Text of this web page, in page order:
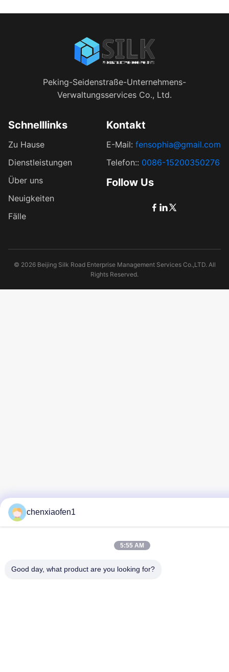
Peking-Seidenstraße-Unternehmens-
Verwaltungsservices Co., Ltd.
Schnelllinks
Zu Hause
Dienstleistungen
Über uns
Neuigkeiten
Fälle
Kontakt
E-Mail: fensophia@gmail.com
Telefon:: 0086-15200350276
Follow Us
© 2026 Beijing Silk Road Enterprise Management Services Co.,LTD. All
Rights Reserved.
chenxiaofen1
5:55 AM
Good day, what product are you looking for?